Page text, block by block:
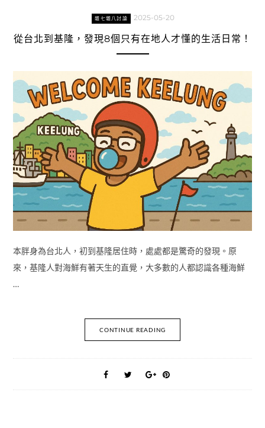
雜七雜八討論 2025-05-20
從台北到基隆，發現8個只有在地人才懂的生活日常！
本胖身為台北人，初到基隆居住時，處處都是驚奇的發現。原
來，基隆人對海鮮有著天生的直覺，大多數的人都認識各種海鮮
…
CONTINUE READING